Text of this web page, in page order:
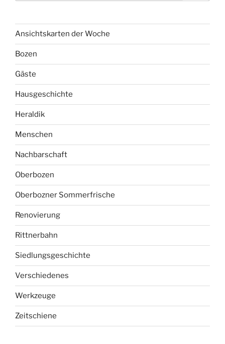
Ansichtskarten der Woche
Bozen
Gäste
Hausgeschichte
Heraldik
Menschen
Nachbarschaft
Oberbozen
Oberbozner Sommerfrische
Renovierung
Rittnerbahn
Siedlungsgeschichte
Verschiedenes
Werkzeuge
Zeitschiene